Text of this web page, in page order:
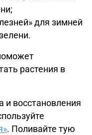
для зимней
растения в
и восстановления
. Поливайте тую